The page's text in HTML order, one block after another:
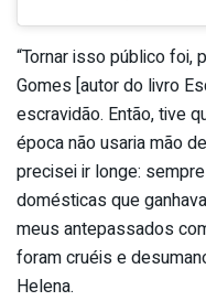
“Tornar isso público foi,
Gomes [autor do livro
escravidão. Então, tive
época não usaria mão
precisei ir longe:
domésticas que
meus antepassados
foram cruéis e
Helena.